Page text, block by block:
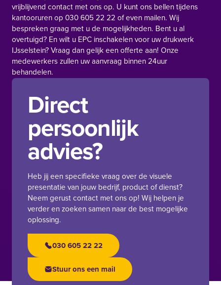
vrijblijvend contact met ons op. U kunt ons bellen tijdens
kantooruren op 030 605 22 22 of even mailen. Wij
bespreken graag met u de mogelijkheden. Bent u al
overtuigd? En wilt u EPC inschakelen voor uw drukwerk
IJsselstein? Vraag dan gelijk een offerte aan! Onze
medewerkers zullen uw aanvraag binnen 24uur
behandelen.
Direct
persoonlijk
advies?
Heb jij een specifieke vraag over de visuele
presentatie van jouw bedrijf, product of dienst?
Neem gerust contact met ons op! Wij helpen je
verder en zoeken samen naar de best mogelijke
oplossing.
030 605 22 22
Stuur ons een mail